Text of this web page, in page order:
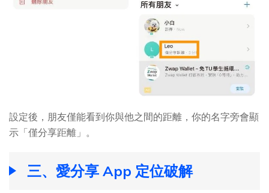
設定後，朋友僅能看到你與他之間的距離，你的名字旁會顯
示「僅分享距離」。
三、愛分享 App 定位破解